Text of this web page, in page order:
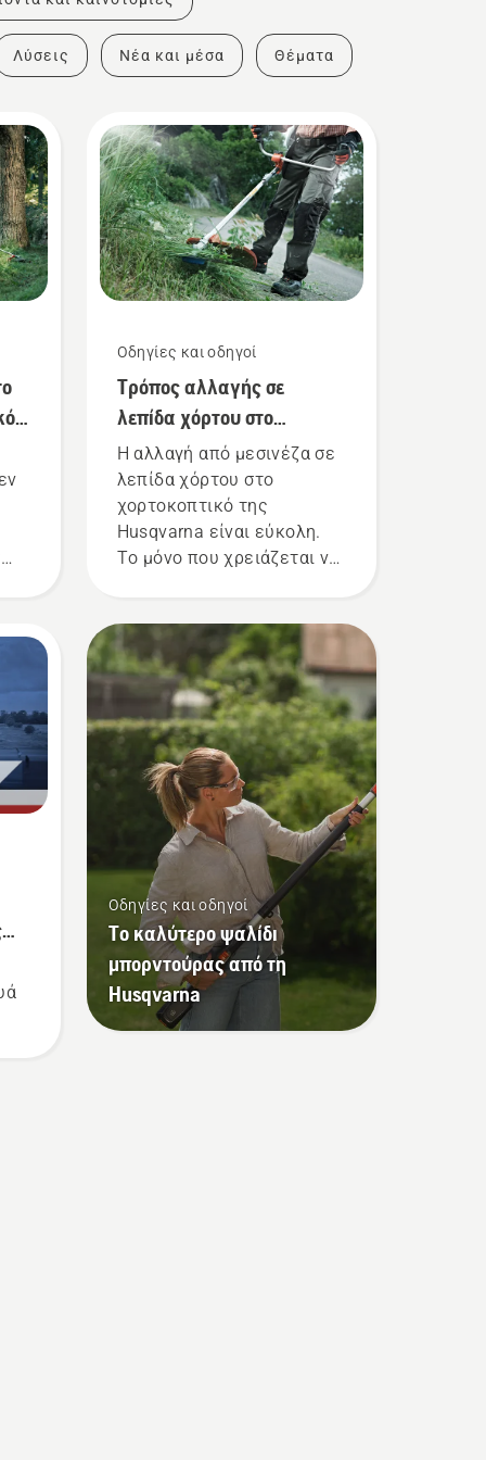
Λύσεις Νέα και μέσα Θέματα
Οδηγίες και οδηγοί
Τρόπος αλλαγής σε
λεπίδα χόρτου στο
θαμνοκοπτικό
Η αλλαγή από μεσινέζα σε
λεπίδα χόρτου στο
χορτοκοπτικό της
Husqvarna είναι εύκολη.
Το μόνο που χρειάζεται να
βήματα. Αν αλλάζετε την
κεφαλή του χορτοκοπτικού
σε εξωτερικό χώρο,
βεβαιωθείτε ότι βρίσκεται
σε σημείο όπου είναι
εύκολο να δείτε ένα μικρό
εργαλείο ή παξιμάδι, σε
περίπτωση που σας
πέσουν.
Οδηγίες και οδηγοί
Το καλύτερο ψαλίδι
μπορντούρας από τη
Husqvarna